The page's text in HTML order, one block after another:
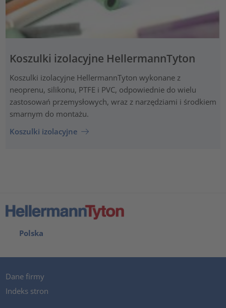
Koszulki izolacyjne HellermannTyton
Koszulki izolacyjne HellermannTyton wykonane z
neoprenu, silikonu, PTFE i PVC, odpowiednie do wielu
zastosowań przemysłowych, wraz z narzędziami i środkiem
smarnym do montażu.
Koszulki izolacyjne
Polska
Dane firmy
Indeks stron